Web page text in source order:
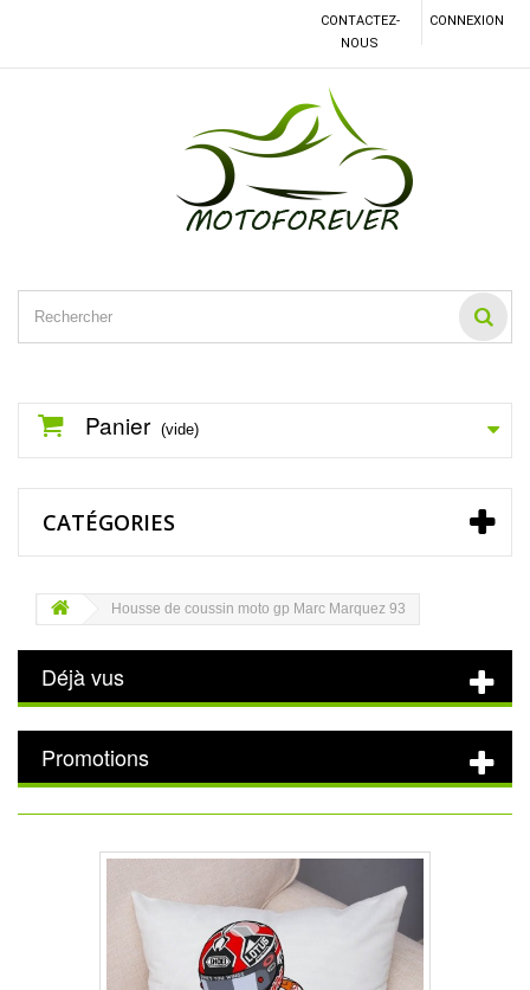
CONNEXION
CONTACTEZ-
NOUS
Panier (vide)
CATÉGORIES
Housse de coussin moto gp Marc Marquez 93
Déjà vus
Promotions